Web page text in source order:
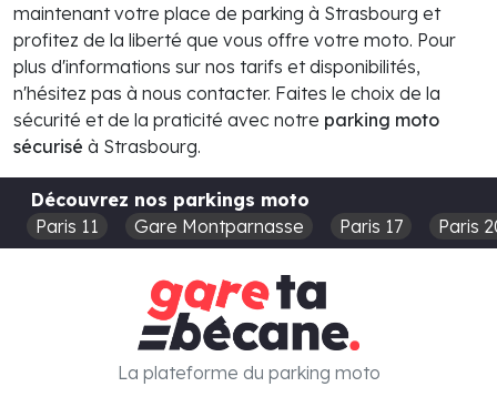
maintenant votre place de parking à Strasbourg et
profitez de la liberté que vous offre votre moto. Pour
plus d'informations sur nos tarifs et disponibilités,
n'hésitez pas à nous contacter. Faites le choix de la
sécurité et de la praticité avec notre parking moto
sécurisé à Strasbourg.
Découvrez nos parkings moto
Paris 11
Gare Montparnasse Paris 17 Paris
La plateforme du parking moto